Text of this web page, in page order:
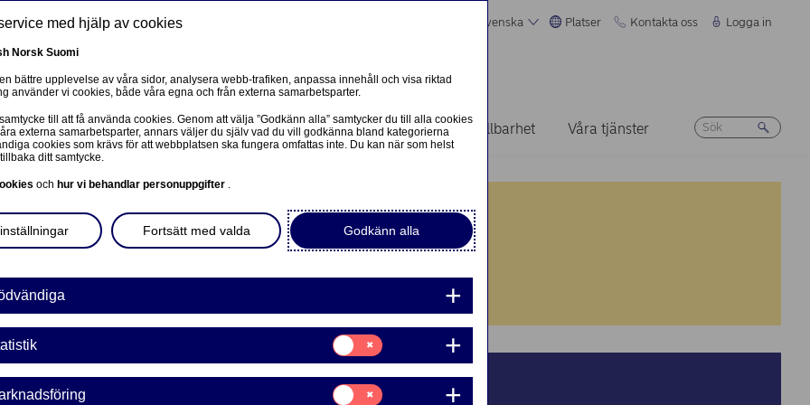
Svenska Platser Kontakta oss Logga in
Om oss Investerare Nyheter & insikter Karriär Hållbarhet Våra tjänster
med hjälp av cookies
Norsk Suomi
bättre upplevelse av våra sidor, analysera webb-trafiken, anpassa innehåll och visa riktad
använder vi cookies, både våra egna och från externa samarbetsparter.
till att få använda cookies. Genom att välja ”Godkänn alla” samtycker du till alla cookies
externa samarbetsparter, annars väljer du själv vad du vill godkänna bland kategorierna
cookies som krävs för att webbplatsen ska fungera omfattas inte. Du kan när som helst
ditt samtycke.
och hur vi behandlar personuppgifter .
Godkänn alla
Fortsätt med valda
Samtycke
för:
Statistik
Samtycke